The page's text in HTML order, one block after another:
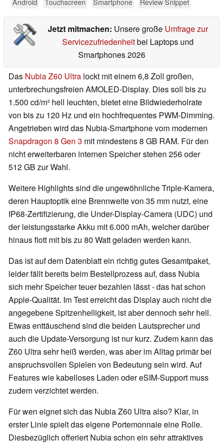
Jetzt mitmachen: Unsere große Umfrage zur
Servicezufriedenheitbei Laptops und
Smartphones 2026
Das Nubia Z60 Ultra lockt mit einem 6,8 Zoll großen,
unterbrechungsfreien AMOLED-Display. Dies soll bis zu
1.500 cd/m² hell leuchten, bietet eine Bildwiederholrate
von bis zu 120 Hz und ein hochfrequentes PWM-Dimming.
Angetrieben wird das Nubia-Smartphone vom modernen
Snapdragon 8 Gen 3 mit mindestens 8 GB RAM. Für den
nicht erweiterbaren internen Speicher stehen 256 oder
512 GB zur Wahl.
Weitere Highlights sind die ungewöhnliche Triple-Kamera,
deren Hauptoptik eine Brennweite von 35 mm nutzt, eine
IP68-Zertifizierung, die Under-Display-Camera (UDC) und
der leistungsstarke Akku mit 6.000 mAh, welcher darüber
hinaus flott mit bis zu 80 Watt geladen werden kann.
Das ist auf dem Datenblatt ein richtig gutes Gesamtpaket,
leider fällt bereits beim Bestellprozess auf, dass Nubia
sich mehr Speicher teuer bezahlen lässt - das hat schon
Apple-Qualität. Im Test erreicht das Display auch nicht die
angegebene Spitzenhelligkeit, ist aber dennoch sehr hell.
Etwas enttäuschend sind die beiden Lautsprecher und
auch die Update-Versorgung ist nur kurz. Zudem kann das
Z60 Ultra sehr heiß werden, was aber im Alltag primär bei
anspruchsvollen Spielen von Bedeutung sein wird. Auf
Features wie kabelloses Laden oder eSIM-Support muss
zudem verzichtet werden.
Für wen eignet sich das Nubia Z60 Ultra also? Klar, in
erster Linie spielt das eigene Portemonnaie eine Rolle.
Diesbezüglich offeriert Nubia schon ein sehr attraktives